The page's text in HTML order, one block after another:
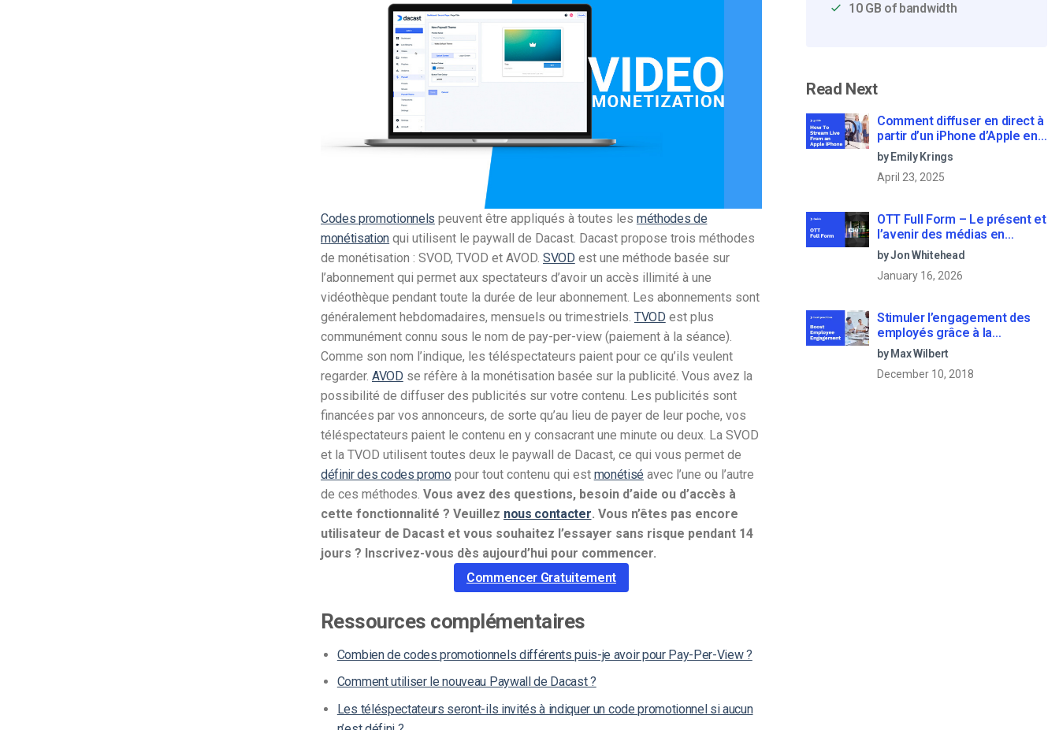
Monétisation vidéo
Marketing vidéo
Codes promotionnels peuvent être appliqués à toutes les méthodes de
monétisation qui utilisent le paywall de Dacast. Dacast propose trois méthodes
de monétisation : SVOD, TVOD et AVOD. SVOD est une méthode basée sur
l’abonnement qui permet aux spectateurs d’avoir un accès illimité à une
vidéothèque pendant toute la durée de leur abonnement. Les abonnements sont
généralement hebdomadaires, mensuels ou trimestriels. TVOD est plus
communément connu sous le nom de pay-per-view (paiement à la séance).
Comme son nom l’indique, les téléspectateurs paient pour ce qu’ils veulent
regarder. AVOD se réfère à la monétisation basée sur la publicité. Vous avez la
possibilité de diffuser des publicités sur votre contenu. Les publicités sont
financées par vos annonceurs, de sorte qu’au lieu de payer de leur poche, vos
téléspectateurs paient le contenu en y consacrant une minute ou deux. La SVOD
et la TVOD utilisent toutes deux le paywall de Dacast, ce qui vous permet de
définir des codes promo pour tout contenu qui est monétisé avec l’une ou l’autre
de ces méthodes. Vous avez des questions, besoin d’aide ou d’accès à
cette fonctionnalité ? Veuillez nous contacter. Vous n’êtes pas encore
utilisateur de Dacast et vous souhaitez l’essayer sans risque pendant 14
jours ? Inscrivez-vous dès aujourd’hui pour commencer.
Commencer Gratuitement
Ressources complémentaires
Combien de codes promotionnels différents puis-je avoir pour Pay-Per-View ?
Comment utiliser le nouveau Paywall de Dacast ?
Les téléspectateurs seront-ils invités à indiquer un code promotionnel si aucun
10 GB of bandwidth
Read Next
Comment diffuser en direct à
partir d’un iPhone d’Apple en
6 étapes faciles
by Emily Krings
April 23, 2025
OTT Full Form – Le présent et
l’avenir des médias en
continu
by Jon Whitehead
January 16, 2026
Stimuler l’engagement des
employés grâce à la
communication d’entreprise
en direct
by Max Wilbert
December 10, 2018